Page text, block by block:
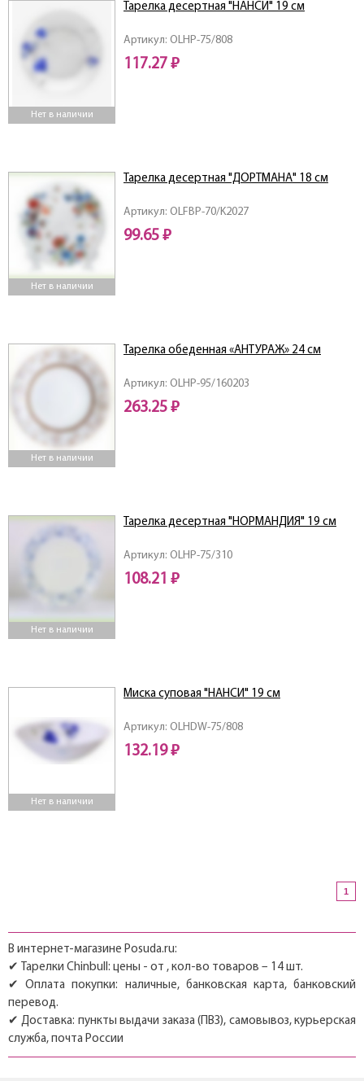
Нет в наличии
Артикул: OLHP-75/808
Тарелка десертная "НАНСИ" 19 см
117.27 ₽
Нет в наличии
Артикул: OLFBP-70/K2027
Тарелка десертная "ДОРТМАНА" 18 см
99.65 ₽
Нет в наличии
Артикул: OLHP-95/160203
Тарелка обеденная «АНТУРАЖ» 24 см
263.25 ₽
Нет в наличии
Артикул: OLHP-75/310
Тарелка десертная "НОРМАНДИЯ" 19 см
108.21 ₽
Нет в наличии
Артикул: OLHDW-75/808
Миска суповая "НАНСИ" 19 см
132.19 ₽
1
В интернет-магазине Posuda.ru:
✔ Тарелки Chinbull: цены - от , кол-во товаров – 14 шт.
✔ Оплата покупки: наличные, банковская карта, банковский
перевод.
✔ Доставка: пункты выдачи заказа (ПВЗ), самовывоз, курьерская
служба, почта России